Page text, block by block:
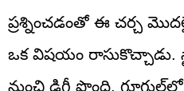
ప్రశ్నించడంతో ఈ చర్చ
ఒక విషయం రాసుకొచ్చాడు.
నుంచి డిగ్రీ పొంది,